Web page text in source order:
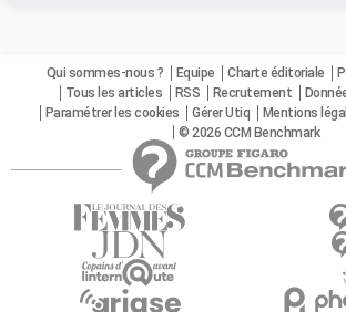
Qui sommes-nous ? Equipe Charte éditoriale
Tous les articles
RSS Recrutement
Paramétrer les cookies
Gérer Utiq Mentions
© 2026 CCM Benchmark